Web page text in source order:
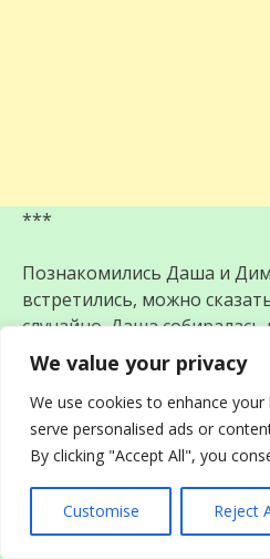
We value your privacy
We use cookies to enhance
serve personalised ads or
By clicking "Accept All", you
Customise Reject
***
Познакомились Даша и
встретились, можно
случайно. Даша собиралась
новый телевизор, пришла
техники. К ней тут же
продавец — консультант,
Дмитрием,
удивление быстро, он
подходящую модель
останутся вопросы по
помочь. Молодые люди